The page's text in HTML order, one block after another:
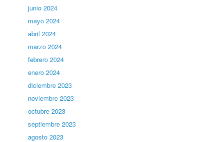
junio 2024
mayo 2024
abril 2024
marzo 2024
febrero 2024
enero 2024
diciembre 2023
noviembre 2023
octubre 2023
septiembre 2023
agosto 2023